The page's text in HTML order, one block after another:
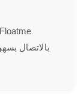
بالاتصال